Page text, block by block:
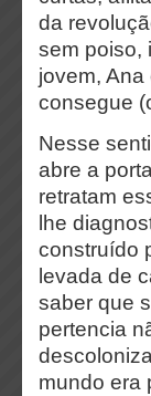
da
sem poiso,
jovem, Ana
consegue
Nesse
abre a
retratam
lhe
construído
levada de
saber que
pertencia
mundo era